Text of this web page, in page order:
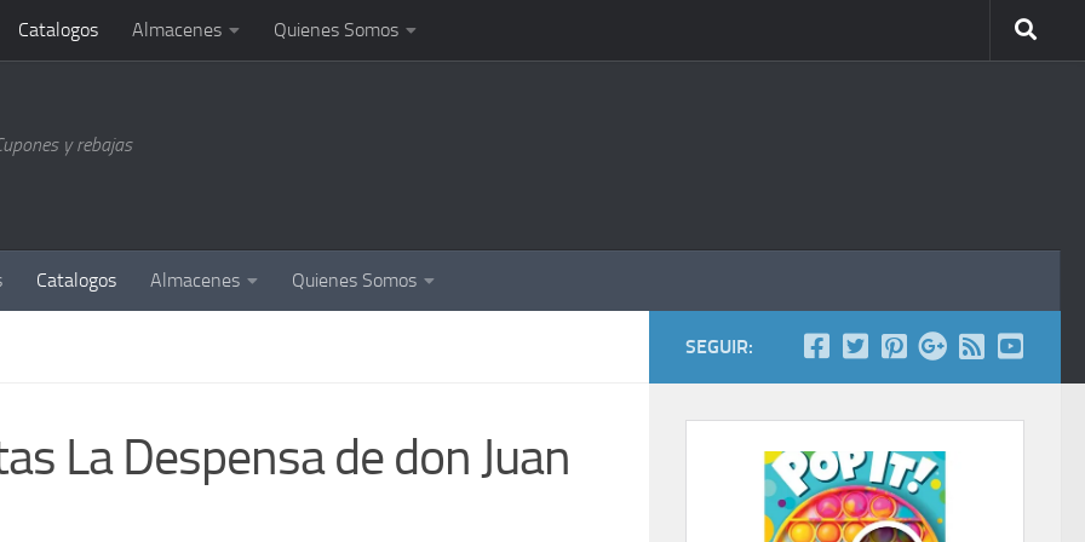
Catalogos Almacenes Quienes Somos
y rebajas
Catalogos Almacenes Quienes Somos
La Despensa de don Juan
SEGUIR: